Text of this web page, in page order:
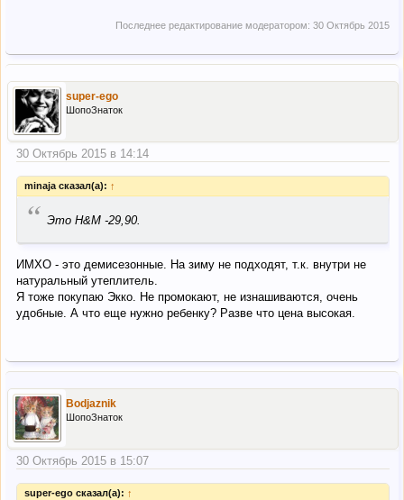
Последнее редактирование модератором: 30 Октябрь 2015
super-ego
ШопоЗнаток
30 Октябрь 2015 в 14:14
minaja сказал(а): ↑
“ Это H&M -29,90.
ИМХО - это демисезонные. На зиму не подходят, т.к. внутри не
натуральный утеплитель.
Я тоже покупаю Экко. Не промокают, не изнашиваются, очень
удобные. А что еще нужно ребенку? Разве что цена высокая.
Bodjaznik
ШопоЗнаток
30 Октябрь 2015 в 15:07
super-ego сказал(а): ↑